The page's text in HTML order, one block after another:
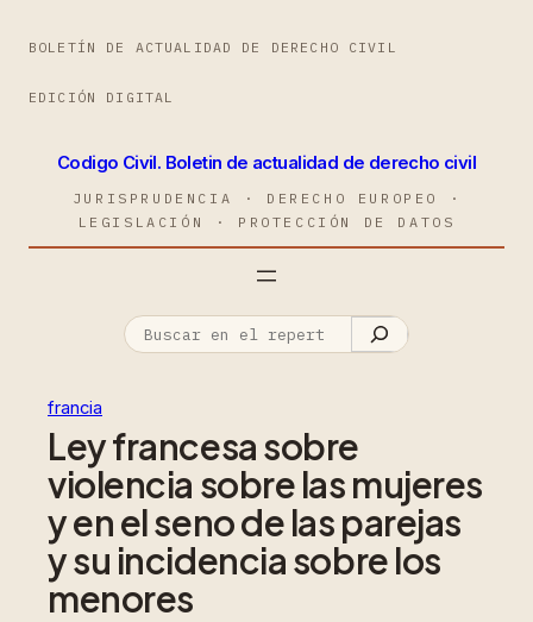
BOLETÍN DE ACTUALIDAD DE DERECHO CIVIL
EDICIÓN DIGITAL
Codigo Civil. Boletin de actualidad de derecho civil
JURISPRUDENCIA · DERECHO EUROPEO ·
LEGISLACIÓN · PROTECCIÓN DE DATOS
francia
Ley francesa sobre
violencia sobre las mujeres
y en el seno de las parejas
y su incidencia sobre los
menores